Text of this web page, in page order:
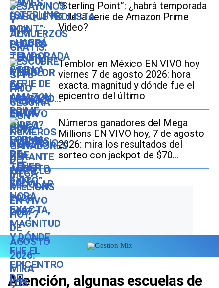
“Sterling Point”: ¿habrá temporada
2 de la serie de Amazon Prime
Video?
Temblor en México EN VIVO hoy
viernes 7 de agosto 2026: hora
exacta, magnitud y dónde fue el
epicentro del último
Números ganadores del Mega
Millions EN VIVO hoy, 7 de agosto
2026: mira los resultados del
sorteo con jackpot de $70
millones en EE.UU.